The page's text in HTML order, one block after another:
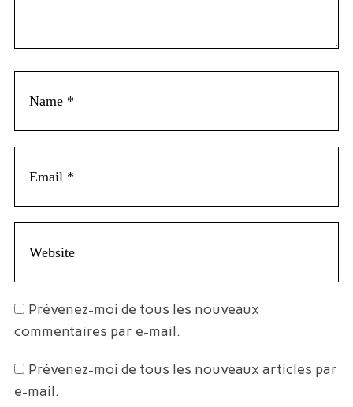
Prévenez-moi de tous les nouveaux
commentaires par e-mail.
Prévenez-moi de tous les nouveaux articles par
e-mail.